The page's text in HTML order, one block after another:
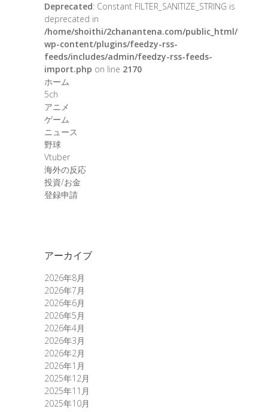
Deprecated: Constant FILTER_SANITIZE_STRING is
deprecated in
/home/shoithi/2chanantena.com/public_html/
wp-content/plugins/feedzy-rss-
feeds/includes/admin/feedzy-rss-feeds-
import.php on line 2170
ホーム
5ch
アニメ
ゲーム
ニュース
野球
Vtuber
海外の反応
投資/お金
登録申請
アーカイブ
2026年8月
2026年7月
2026年6月
2026年5月
2026年4月
2026年3月
2026年2月
2026年1月
2025年12月
2025年11月
2025年10月